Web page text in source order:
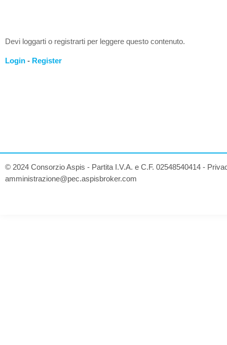
Devi loggarti o registrarti per leggere questo contenuto.
Login - Register
© 2024 Consorzio Aspis - Partita I.V.A. e C.F. 02548540414 -
amministrazione@pec.aspisbroker.com